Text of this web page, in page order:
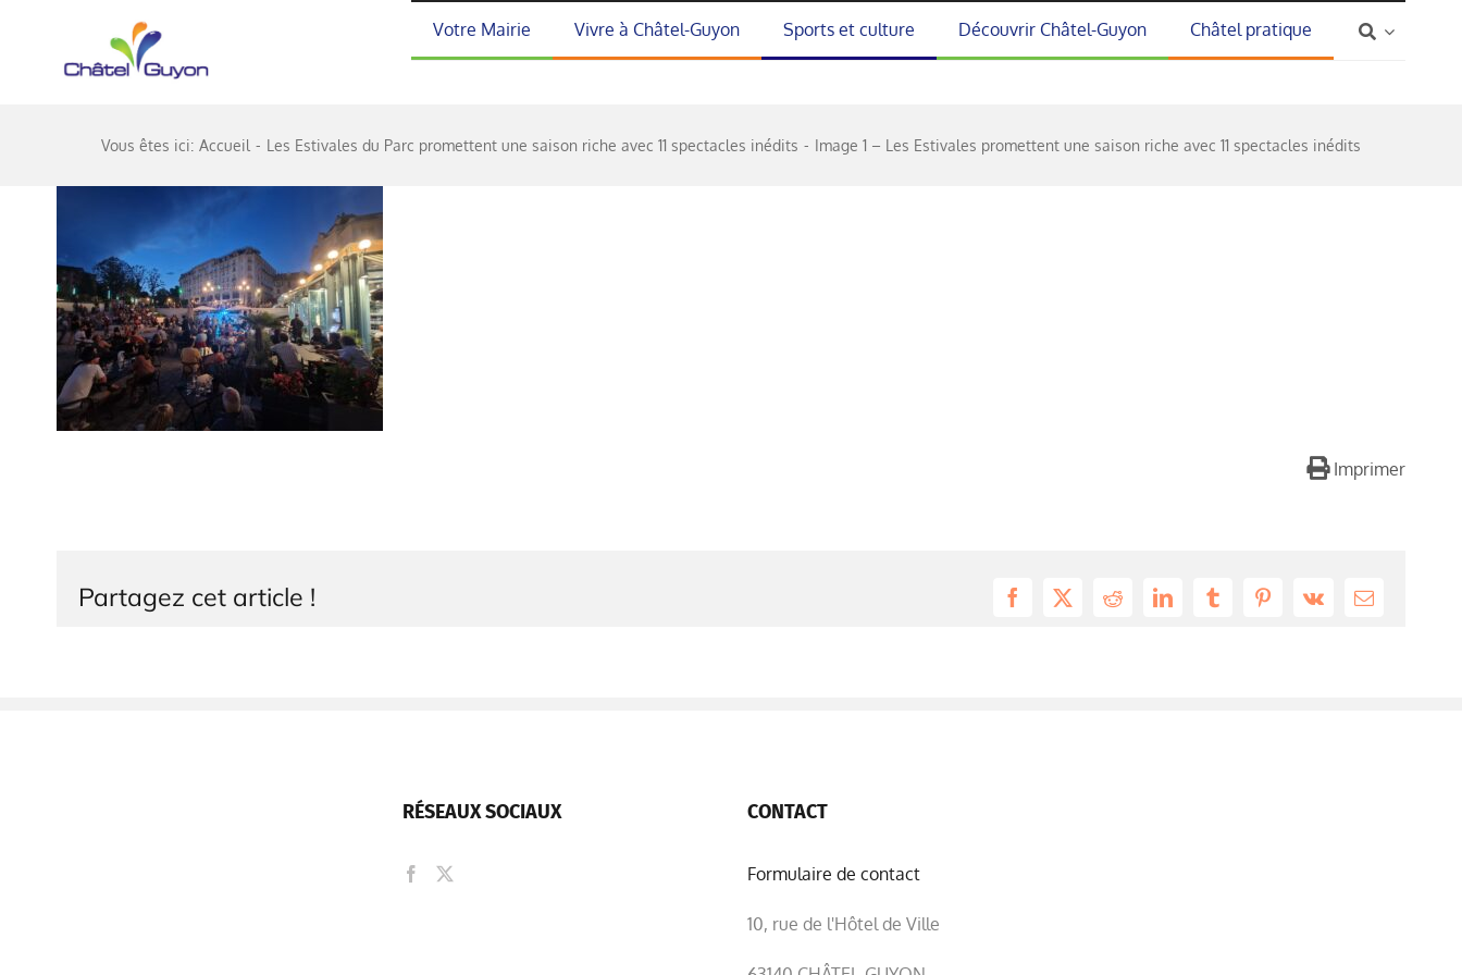
Votre Mairie Vivre à Châtel-Guyon Sports et culture Découvrir Châtel-Guyon Châtel pratique
Vous êtes ici: Accueil Les Estivales du Parc promettent une saison riche avec 11 spectacles inédits Image 1 – Les Estivales promettent une saison riche avec 11 spectacles inédits
Imprimer
Partagez cet article ! Facebook
X RedditLinkedInTumblrPinterest
Vk Email
RÉSEAUX SOCIAUX CONTACT
Formulaire de contact
10, rue de l'Hôtel de Ville